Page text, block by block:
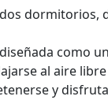
dormitorios,
como
al aire
y